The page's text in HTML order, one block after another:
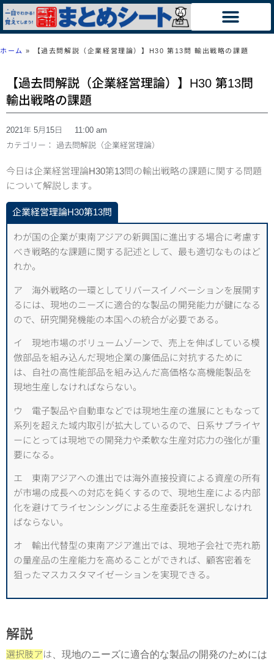
ホーム » 【過去問解説（企業経営理論）】H30 第13問 輸出戦略の課題
【過去問解説（企業経営理論）】H30 第13問
輸出戦略の課題
2021年 5月15日
11:00 am
カテゴリー： 過去問解説（企業経営理論）
今日は企業経営理論H30第13問の輸出戦略の課題に関する問題
について解説します。
企業経営理論H30第13問
わが国の企業が東南アジアの新興国に進出する場合に考慮す
べき戦略的な課題に関する記述として、最も適切なものはど
れか。
ア 海外戦略の一環としてリバースイノベーションを展開す
るには、現地のニーズに適合的な製品の開発能力が鍵になる
ので、研究開発機能の本国への統合が必要である。
イ 現地市場のボリュームゾーンで、売上を伸ばしている模
倣部品を組み込んだ現地企業の廉価品に対抗するために
は、自社の高性能部品を組み込んだ高価格な高機能製品を
現地生産しなければならない。
ウ 電子製品や自動車などでは現地生産の進展にともなって
系列を超えた域内取引が拡大しているので、日系サプライヤ
ーにとっては現地での開発力や柔軟な生産対応力の強化が重
要になる。
エ 東南アジアへの進出では海外直接投資による資産の所有
が市場の成長への対応を鈍くするので、現地生産による内部
化を避けてライセンシングによる生産委託を選択しなけれ
ばならない。
オ 輸出代替型の東南アジア進出では、現地子会社で売れ筋
の量産品の生産能力を高めることができれば、顧客密着を
狙ったマスカスタマイゼーションを実現できる。
解説
選択肢アは
現地のニーズに適合的な製品の開発のためには